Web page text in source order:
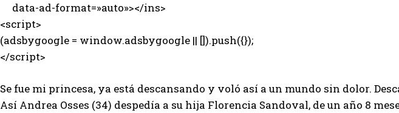
data-ad-format=»auto»></ins>
<script>
(adsbygoogle = window.adsbygoogle || []).push({});
</script>
Se fue mi princesa, ya está descansando y voló así a un mundo sin dolor.
Así Andrea Osses (34) despedía a su hija Florencia Sandoval, de un año 8